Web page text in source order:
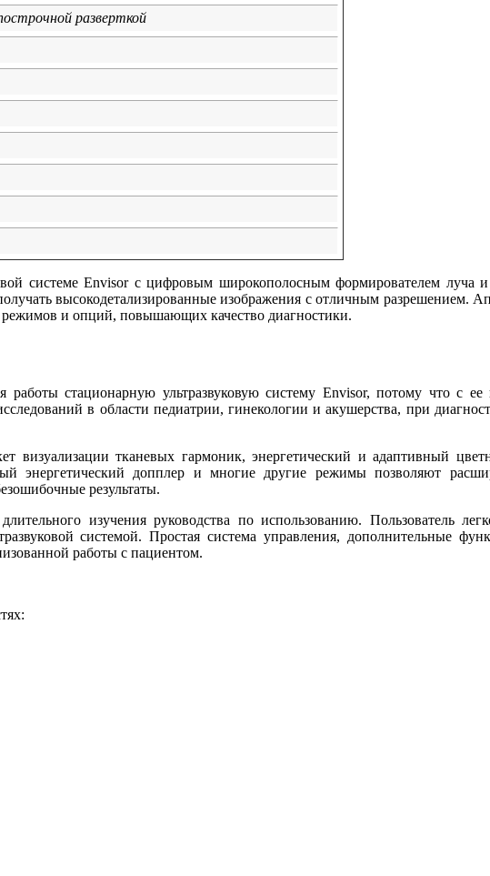
разверткой
системе Envisor с цифровым широкополосным формирователем луча
высокодетализированные изображения с отличным разрешением.
и опций, повышающих качество диагностики.
стационарную ультразвуковую систему Envisor, потому что с
в области педиатрии, гинекологии и акушерства, при
визуализации тканевых гармоник, энергетический и адаптивный
энергетический допплер и многие другие режимы позволяют
результаты.
изучения руководства по использованию. Пользователь
системой. Простая система управления, дополнительные
работы с пациентом.